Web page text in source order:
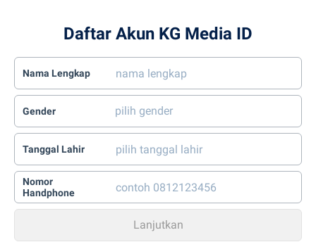
Daftar Akun KG Media ID
Nama Lengkap
Gender
Tanggal Lahir
Nomor
Handphone